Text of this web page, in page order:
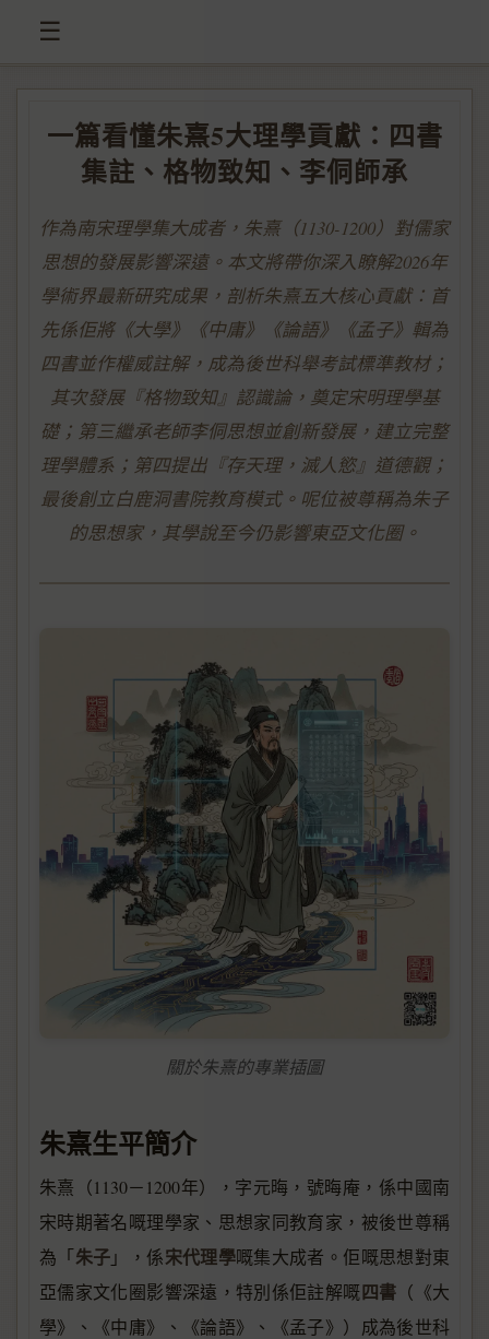
☰
一篇看懂朱熹5大理學貢獻：四書
集註、格物致知、李侗師承
作為南宋理學集大成者，朱熹（1130-1200）對儒家
思想的發展影響深遠。本文將帶你深入瞭解2026年
學術界最新研究成果，剖析朱熹五大核心貢獻：首
先係佢將《大學》《中庸》《論語》《孟子》輯為
四書並作權威註解，成為後世科舉考試標準教材；
其次發展『格物致知』認識論，奠定宋明理學基
礎；第三繼承老師李侗思想並創新發展，建立完整
理學體系；第四提出『存天理，滅人慾』道德觀；
最後創立白鹿洞書院教育模式。呢位被尊稱為朱子
的思想家，其學說至今仍影響東亞文化圈。
關於朱熹的專業插圖
朱熹生平簡介
朱熹（1130－1200年），字元晦，號晦庵，係中國南
宋時期著名嘅理學家、思想家同教育家，被後世尊稱
為「朱子」，係宋代理學嘅集大成者。佢嘅思想對東
亞儒家文化圈影響深遠，特別係佢註解嘅四書 （《大
學》、《中庸》、《論語》、《孟子》）成為後世科